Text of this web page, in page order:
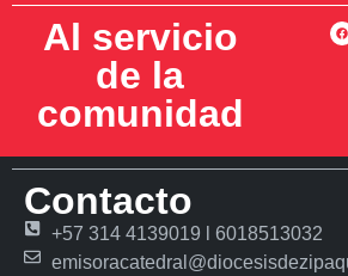
Al servicio
de la
comunidad
Contacto
+57 314 4139019 l 6018513032